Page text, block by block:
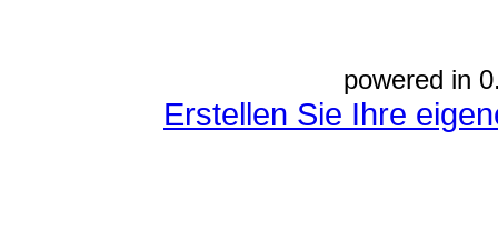
powered in
Erstellen Sie Ihre